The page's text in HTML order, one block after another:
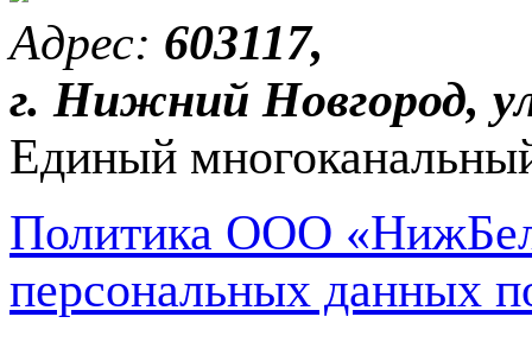
Адрес: 603117,
г. Нижний Новгород,
Единый
Политика ООО
персональных данных